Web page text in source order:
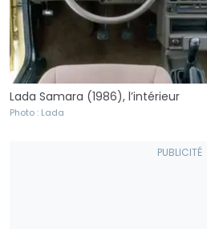
Lada Samara (1986), l’intérieur
Photo : Lada